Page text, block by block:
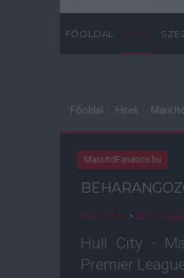
FŐOLDAL HÍREK
Főoldal Hírek
ManUtdFanatics.hu
Házi Tibor • 2016.
Hull City -
Premier